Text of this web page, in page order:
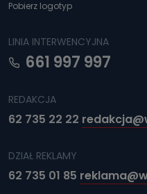
Pobierz logotyp
LINIA INTERWENCYJNA
661 997 997
REDAKCJA
62 735 22 22
DZIAŁ REKLAMY
62 735 01 85